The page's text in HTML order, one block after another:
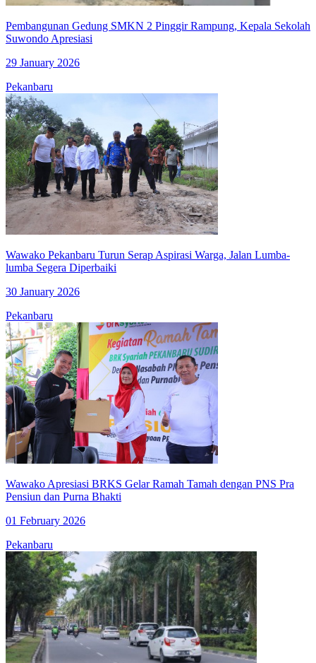
Pembangunan Gedung SMKN 2 Pinggir Rampung, Kepala Sekolah
Suwondo Apresiasi
29 January 2026
Pekanbaru
Wawako Pekanbaru Turun Serap Aspirasi Warga, Jalan Lumba-
lumba Segera Diperbaiki
30 January 2026
Pekanbaru
Wawako Apresiasi BRKS Gelar Ramah Tamah dengan PNS Pra
Pensiun dan Purna Bhakti
01 February 2026
Pekanbaru